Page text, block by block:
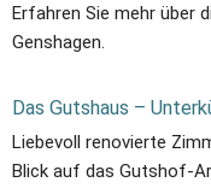
Erfahren Sie mehr über
Genshagen.
Das Gutshaus –
Liebevoll renovierte
Blick auf das Gutshof-